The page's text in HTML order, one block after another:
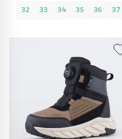
32 33 34 35 36 37